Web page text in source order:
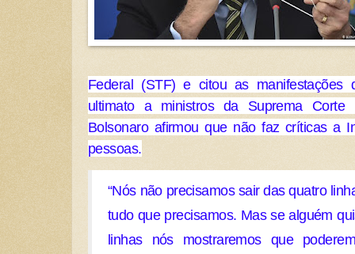
Federal (STF) e citou as
ultimato a ministros da Suprema Corte
Bolsonaro afirmou que não faz críticas a
pessoas.
“Nós não precisamos sair das quatro
tudo que precisamos. Mas se alguém
linhas nós mostraremos que